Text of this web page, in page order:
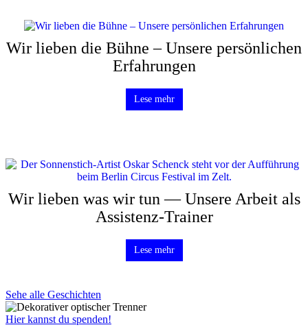
Wir lieben die Bühne – Unsere persönlichen
Erfahrungen
Lese mehr
Wir lieben was wir tun — Unsere Arbeit als
Assistenz-Trainer
Lese mehr
Sehe alle Geschichten
Hier kannst du spenden!